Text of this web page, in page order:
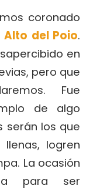
coronado
Alto del Poio.
en
pero que
Fue
de algo
serán los que
logren
La ocasión
para ser